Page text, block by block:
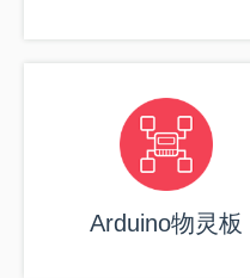
Arduino物灵板